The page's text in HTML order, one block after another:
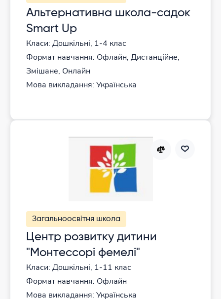
Альтернативна школа-садок
Smart Up
Класи: Дошкільні, 1-4 клас
Формат навчання: Офлайн, Дистанційне,
Змішане, Онлайн
Мова викладання: Українська
Загальноосвітня школа
Центр розвитку дитини
"Монтессорі фемелі"
Класи: Дошкільні, 1-11 клас
Формат навчання: Офлайн
Мова викладання: Українська